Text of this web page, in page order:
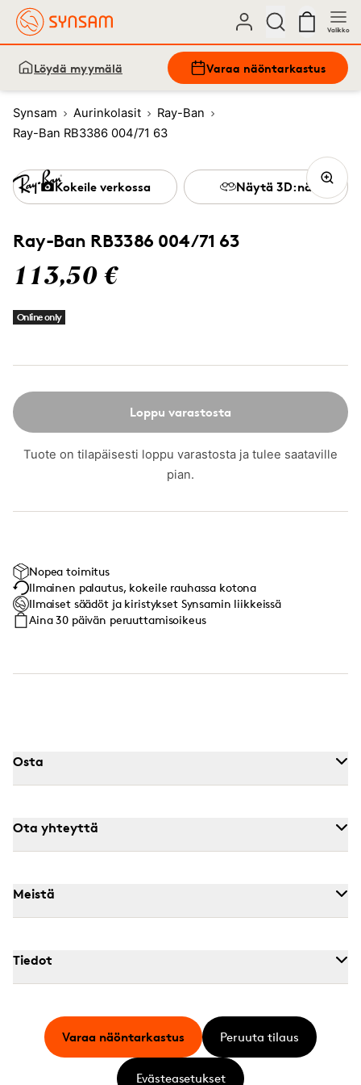
Valikko
Löydä myymälä Varaa näöntarkastus
Synsam Aurinkolasit
Ray-Ban
Ray-Ban RB3386 004/71 63
Ray-Ban RB3386 004/71 63
113,50 €
Online only
Loppu varastosta
Tuote on tilapäisesti loppu varastosta ja tulee saataville
pian.
Kokeile verkossa Näytä 3D:nä
Nopea toimitus
Ilmainen palautus, kokeile rauhassa kotona
Ilmaiset säädöt ja kiristykset Synsamin liikkeissä
Aina 30 päivän peruuttamisoikeus
Osta
Ota yhteyttä
Meistä
Tiedot
Varaa näöntarkastus Peruuta tilaus
Evästeasetukset